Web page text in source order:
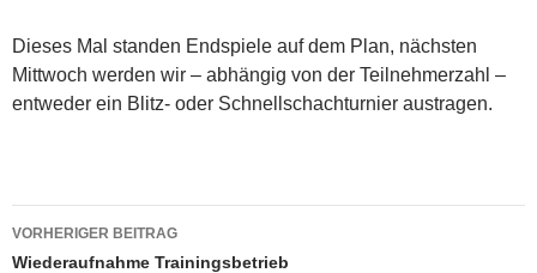
Dieses Mal standen Endspiele auf dem Plan, nächsten
Mittwoch werden wir – abhängig von der Teilnehmerzahl –
entweder ein Blitz- oder Schnellschachturnier austragen.
Beitragsnavigation
VORHERIGER BEITRAG
Wiederaufnahme Trainingsbetrieb